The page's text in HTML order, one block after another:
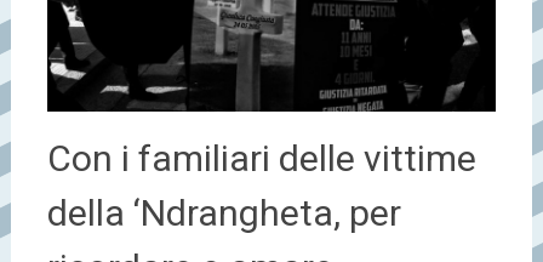
Con i familiari delle vittime
della ‘Ndrangheta, per